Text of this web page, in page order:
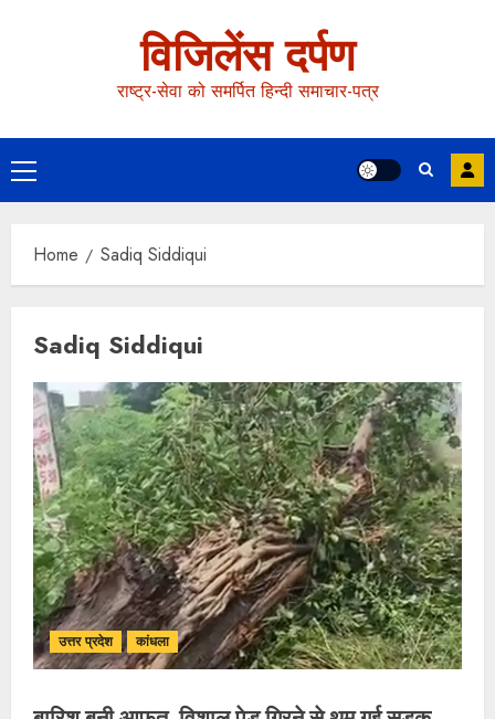
विजिलेंस दर्पण
राष्ट्र-सेवा को समर्पित हिन्दी समाचार-पत्र
Home Sadiq Siddiqui
Sadiq Siddiqui
उत्तर प्रदेश कांधला